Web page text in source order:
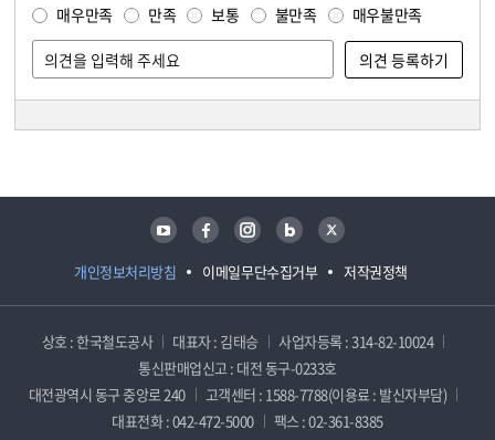
매우만족 만족 보통 불만족 매우불만족
개인정보처리방침 이메일무단수집거부 저작권정책
유튜브 페이스북 인스타그램 블로그 트위터
상호 : 한국철도공사 대표자 : 김태승
사업자등록 : 314-82-10024
통신판매업신고 : 대전 동구-0233호
대전광역시 동구 중앙로 240
고객센터 : 1588-7788(이용료 : 발신자부담)
대표전화 : 042-472-5000
팩스 : 02-361-8385